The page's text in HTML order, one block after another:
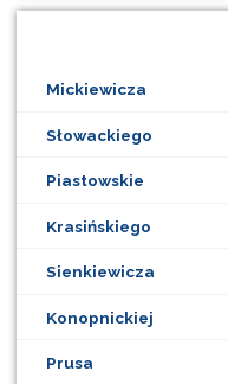
Mickiewicza
Słowackiego
Piastowskie
Krasińskiego
Sienkiewicza
Konopnickiej
Prusa